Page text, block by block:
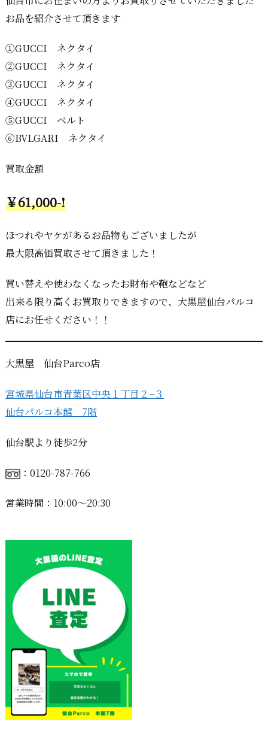
お品を紹介させて頂きます
①GUCCI ネクタイ
②GUCCI ネクタイ
③GUCCI ネクタイ
④GUCCI ネクタイ
⑤GUCCI ベルト
⑥BVLGARI ネクタイ
買取金額
￥61,000-!
ほつれやヤケがあるお品物もございましたが
最大限高価買取させて頂きました！
買い替えや使わなくなったお財布や鞄などなど
出来る限り高くお買取りできますので、大黒屋仙台パルコ
店にお任せください！！
大黒屋 仙台Parco店
宮城県仙台市青葉区中央１丁目２−３
仙台パルコ本館 7階
仙台駅より徒歩2分
：0120-787-766
営業時間：10:00〜20:30